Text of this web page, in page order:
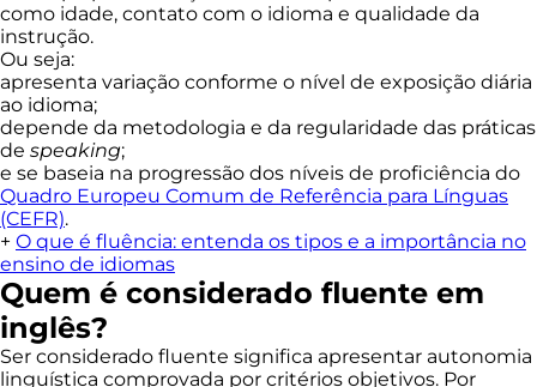
como idade, contato com o idioma e qualidade da
instrução.
Ou seja:
apresenta variação conforme o nível de exposição diária
ao idioma;
depende da metodologia e da regularidade das práticas
de speaking;
e se baseia na progressão dos níveis de proficiência do
Quadro Europeu Comum de Referência para Línguas
(CEFR).
+ O que é fluência: entenda os tipos e a importância no
ensino de idiomas
Quem é considerado fluente em
inglês?
Ser considerado fluente significa apresentar autonomia
linguística comprovada por critérios objetivos. Por